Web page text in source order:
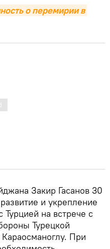
о перемирии в
Закир Гасанов 30
и укрепление
Турцией на встрече с
Турецкой
При